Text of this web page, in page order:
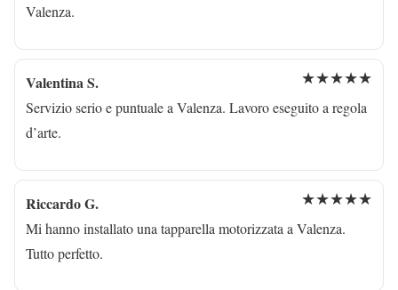
Valenza.
Valentina S. ★★★★★
Servizio serio e puntuale a Valenza. Lavoro eseguito a regola
d’arte.
Riccardo G. ★★★★★
Mi hanno installato una tapparella motorizzata a Valenza.
Tutto perfetto.